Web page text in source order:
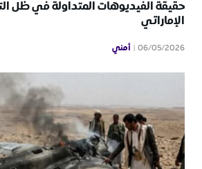
حقيقة الفيديوهات المتداولة في ظل
الإماراتي
06/05/2026 أمني